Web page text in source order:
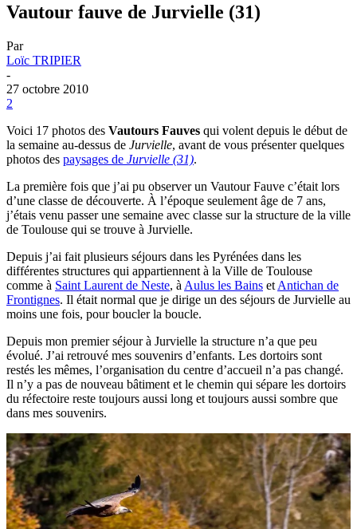
Vautour fauve de Jurvielle (31)
Par
Loïc TRIPIER
-
27 octobre 2010
2
Voici 17 photos des Vautours Fauves qui volent depuis le début de
la semaine au-dessus de Jurvielle, avant de vous présenter quelques
photos des paysages de Jurvielle (31).
La première fois que j’ai pu observer un Vautour Fauve c’était lors
d’une classe de découverte. À l’époque seulement âge de 7 ans,
j’étais venu passer une semaine avec classe sur la structure de la ville
de Toulouse qui se trouve à Jurvielle.
Depuis j’ai fait plusieurs séjours dans les Pyrénées dans les
différentes structures qui appartiennent à la Ville de Toulouse
comme à Saint Laurent de Neste, à Aulus les Bains et Antichan de
Frontignes. Il était normal que je dirige un des séjours de Jurvielle au
moins une fois, pour boucler la boucle.
Depuis mon premier séjour à Jurvielle la structure n’a que peu
évolué. J’ai retrouvé mes souvenirs d’enfants. Les dortoirs sont
restés les mêmes, l’organisation du centre d’accueil n’a pas changé.
Il n’y a pas de nouveau bâtiment et le chemin qui sépare les dortoirs
du réfectoire reste toujours aussi long et toujours aussi sombre que
dans mes souvenirs.